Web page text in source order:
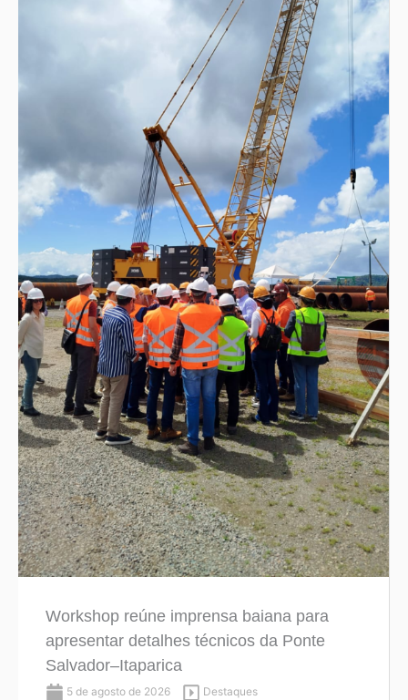
Workshop reúne imprensa baiana para
apresentar detalhes técnicos da Ponte
Salvador–Itaparica
5 de agosto de 2026 Destaques